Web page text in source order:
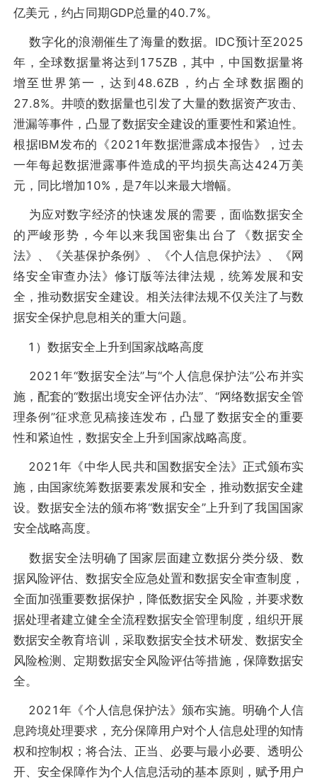
亿美元，约占同期GDP总量的40.7%。
数字化的浪潮催生了海量的数据。IDC预计至2025
年，全球数据量将达到175ZB，其中，中国数据量将
增至世界第一，达到48.6ZB，约占全球数据圈的
27.8%。井喷的数据量也引发了大量的数据资产攻击、
泄漏等事件，凸显了数据安全建设的重要性和紧迫性。
根据IBM发布的《2021年数据泄露成本报告》，过去
一年每起数据泄露事件造成的平均损失高达424万美
元，同比增加10%，是7年以来最大增幅。
为应对数字经济的快速发展的需要，面临数据安全
的严峻形势，今年以来我国密集出台了《数据安全
法》、《关基保护条例》、《个人信息保护法》、《网
络安全审查办法》修订版等法律法规，统筹发展和安
全，推动数据安全建设。相关法律法规不仅关注了与数
据安全保护息息相关的重大问题。
1）数据安全上升到国家战略高度
2021年“数据安全法”与“个人信息保护法”公布并实
施，配套的“数据出境安全评估办法”、“网络数据安全管
理条例”征求意见稿接连发布，凸显了数据安全的重要
性和紧迫性，数据安全上升到国家战略高度。
2021年《中华人民共和国数据安全法》正式颁布实
施，由国家统筹数据要素发展和安全，推动数据安全建
设。数据安全法的颁布将“数据安全”上升到了我国国家
安全战略高度。
数据安全法明确了国家层面建立数据分类分级、数
据风险评估、数据安全应急处置和数据安全审查制度，
全面加强重要数据保护，降低数据安全风险，并要求数
据处理者建立健全全流程数据安全管理制度，组织开展
数据安全教育培训，采取数据安全技术研发、数据安全
风险检测、定期数据安全风险评估等措施，保障数据安
全。
2021年《个人信息保护法》颁布实施。明确个人信
息跨境处理要求，充分保障用户对个人信息处理的知情
权和控制权；将合法、正当、必要与最小必要、透明公
开、安全保障作为个人信息活动的基本原则，赋予用户